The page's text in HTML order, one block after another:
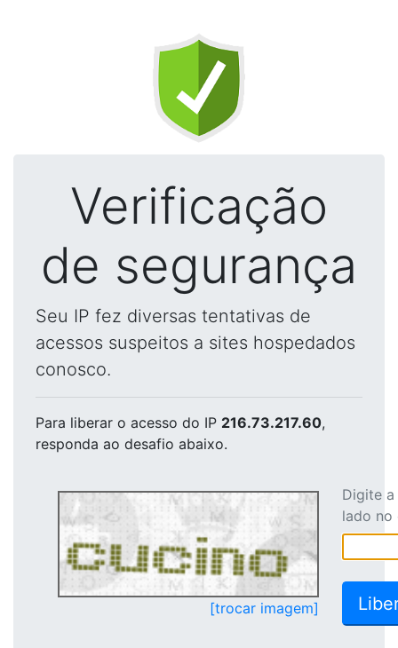
Verificação
de segurança
Seu IP fez diversas tentativas de
acessos suspeitos a sites hospedados
conosco.
Para liberar o acesso do IP 216.73.217.60,
responda ao desafio abaixo.
[trocar imagem]
Digite
lado no